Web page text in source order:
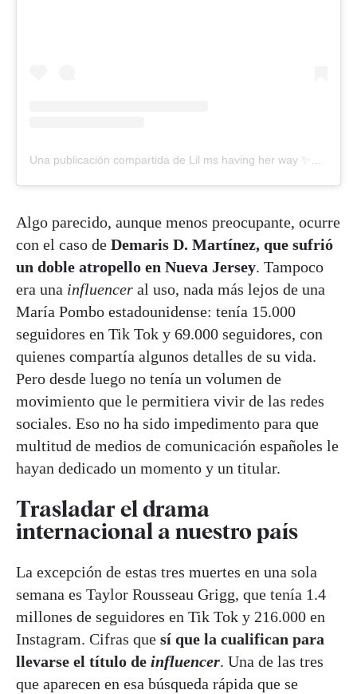
Algo parecido, aunque menos preocupante, ocurre
con el caso de Demaris D. Martínez, que sufrió
un doble atropello en Nueva Jersey. Tampoco
era una influencer al uso, nada más lejos de una
María Pombo estadounidense: tenía 15.000
seguidores en Tik Tok y 69.000 seguidores, con
quienes compartía algunos detalles de su vida.
Pero desde luego no tenía un volumen de
movimiento que le permitiera vivir de las redes
sociales. Eso no ha sido impedimento para que
multitud de medios de comunicación españoles le
hayan dedicado un momento y un titular.
Trasladar el drama
internacional a nuestro país
La excepción de estas tres muertes en una sola
semana es Taylor Rousseau Grigg, que tenía 1.4
millones de seguidores en Tik Tok y 216.000 en
Instagram. Cifras que sí que la cualifican para
llevarse el título de influencer. Una de las tres
que aparecen en esa búsqueda rápida que se